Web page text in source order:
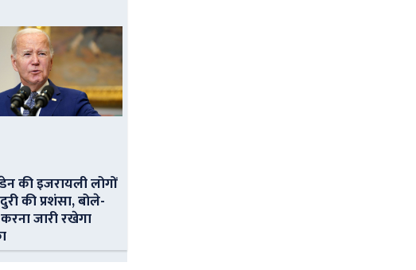
की इजरायली लोगों
की प्रशंसा, बोले-
जारी रखेगा